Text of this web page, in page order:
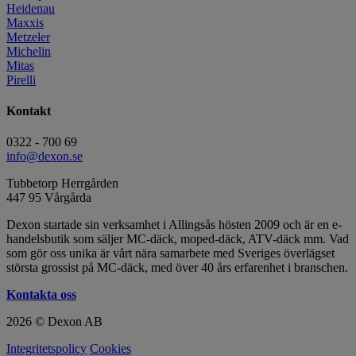
Heidenau
Maxxis
Metzeler
Michelin
Mitas
Pirelli
Kontakt
0322 - 700 69
info@dexon.se
Tubbetorp Herrgården
447 95 Vårgårda
Dexon startade sin verksamhet i Allingsås hösten 2009 och är en e-
handelsbutik som säljer MC-däck, moped-däck, ATV-däck mm. Vad
som gör oss unika är vårt nära samarbete med Sveriges överlägset
största grossist på MC-däck, med över 40 års erfarenhet i branschen.
Kontakta oss
2026 © Dexon AB
Integritetspolicy Cookies